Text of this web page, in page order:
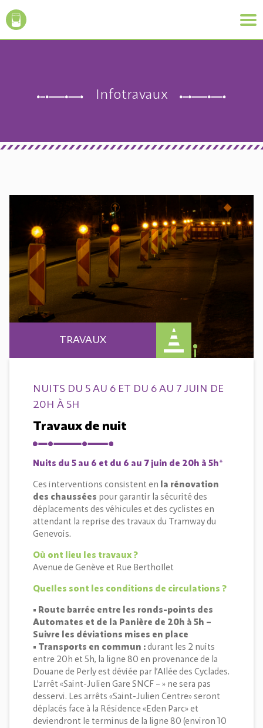
Infotravaux
TRAVAUX
NUITS DU 5 AU 6 ET DU 6 AU 7 JUIN DE
20H À 5H
Travaux de nuit
Nuits du 5 au 6 et du 6 au 7 juin de 20h à 5h*
Ces interventions consistent en
la rénovation
des chaussées pour garantir la sécurité des
déplacements des véhicules et des cyclistes en
attendant la reprise des travaux du Tramway du
Genevois.
Où ont lieu les travaux ?
Avenue de Genève et Rue Berthollet
Quelles sont les conditions de circulations ?
• Route barrée entre les ronds-points des
Automates et de la Panière de 20h à 5h –
Suivre les déviations mises en place
• Transports en commun : durant les 2 nuits
entre 20h et 5h, la ligne 80 en provenance de la
Douane de Perly est déviée par l’Allée des Cyclades.
L’arrêt «Saint-Julien Gare SNCF – » ne sera pas
desservi. Les arrêts «Saint-Julien Centre» seront
déplacés face à la Résidence «Eden Parc» et
deviendront le terminus de la ligne 80 (environ 10